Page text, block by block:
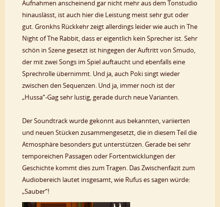
Aufnahmen anscheinend gar nicht mehr aus dem Tonstudio
hinauslässt, ist auch hier die Leistung meist sehr gut oder
gut. Gronkhs Rückkehr zeigt allerdings leider wie auch in The
Night of The Rabbit, dass er eigentlich kein Sprecher ist. Sehr
schön in Szene gesetzt ist hingegen der Auftritt von Smudo,
der mit zwei Songs im Spiel auftaucht und ebenfalls eine
Sprechrolle übernimmt. Und ja, auch Poki singt wieder
zwischen den Sequenzen. Und ja, immer noch ist der
„Hussa“-Gag sehr lustig, gerade durch neue Varianten.
Der Soundtrack wurde gekonnt aus bekannten, variierten
und neuen Stücken zusammengesetzt, die in diesem Teil die
Atmosphäre besonders gut unterstützen. Gerade bei sehr
temporeichen Passagen oder Fortentwicklungen der
Geschichte kommt dies zum Tragen. Das Zwischenfazit zum
Audiobereich lautet insgesamt, wie Rufus es sagen würde:
„Sauber“!